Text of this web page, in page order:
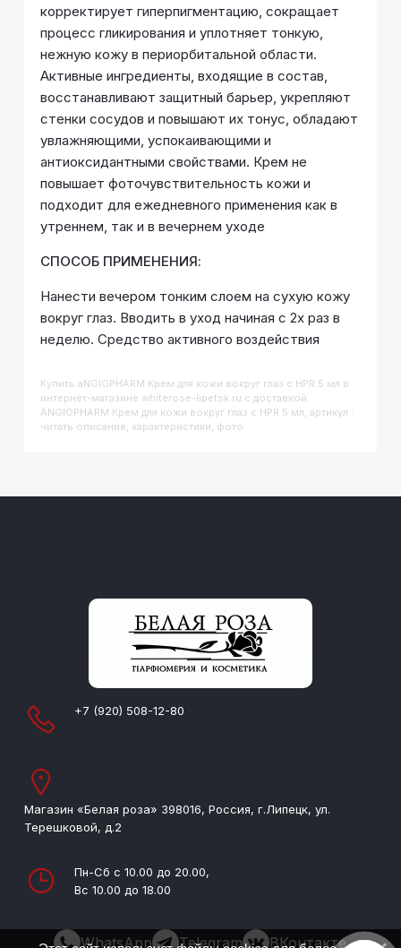
корректирует гиперпигментацию, сокращает
процесс гликирования и уплотняет тонкую,
нежную кожу в периорбитальной области.
Активные ингредиенты, входящие в состав,
восстанавливают защитный барьер, укрепляют
стенки сосудов и повышают их тонус, обладают
увлажняющими, успокаивающими и
антиоксидантными свойствами. Крем не
повышает фоточувствительность кожи и
подходит для ежедневного применения как в
утреннем, так и в вечернем уходе
СПОСОБ ПРИМЕНЕНИЯ:
Нанести вечером тонким слоем на сухую кожу
вокруг глаз. Вводить в уход начиная с 2х раз в
неделю. Средство активного воздействия
Купить ANGIOPHARM Крем для кожи вокруг глаз с HPR 5 мл в
интернет-магазине whiterose-lipetsk.ru с доставкой.
ANGIOPHARM Крем для кожи вокруг глаз с HPR 5 мл, артикул :
читать описание, характеристики, фото
+7 (920) 508-12-80
Магазин «Белая роза» 398016, Россия, г.Липецк, ул.
Терешковой, д.2
Пн-Сб с 10.00 до 20.00,
Вс 10.00 до 18.00
WhatsApp Telegram ВКонтакте